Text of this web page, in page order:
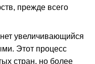
прежде всего
увеличивающийся
Этот процесс
стран, но более